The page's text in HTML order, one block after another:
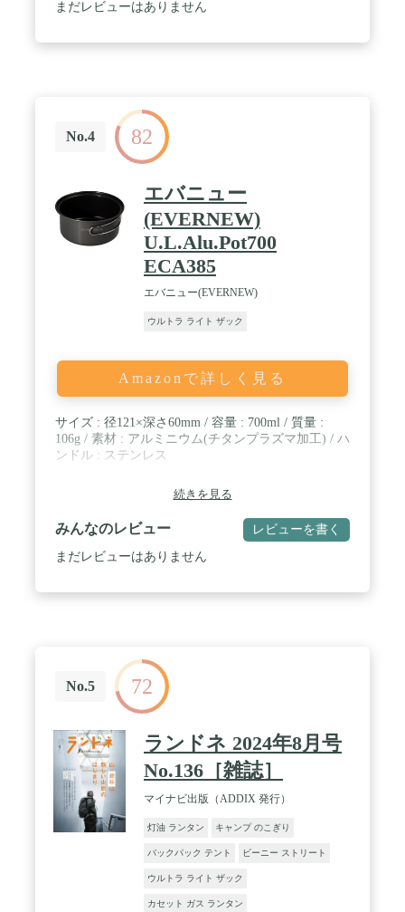
面長:約46-53cm / 容量:約54L / 重量:約540g
まだレビューはありません
No.4 82
エバニュー
(EVERNEW)
U.L.Alu.Pot700
ECA385
エバニュー(EVERNEW)
ウルトラ ライト ザック
Amazonで詳しく見る
サイズ : 径121×深さ60mm / 容量 : 700ml / 質量 :
106g / 素材 : アルミニウム(チタンプラズマ加工) / ハ
ンドル : ステンレス
続きを見る
みんなのレビュー レビューを書く
まだレビューはありません
No.5 72
ランドネ 2024年8月号
No.136［雑誌］
マイナビ出版（ADDIX 発行）
灯油 ランタン キャンプ のこぎり
バックパック テント ビーニー ストリート
ウルトラ ライト ザック
カセット ガス ランタン